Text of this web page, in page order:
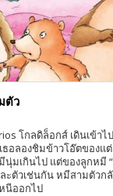
ตัว
โกลดิล็อกส์ เดินเข้า
อลองชิมข้าวโอ๊ตของแ
มเกินไป แต่ของลูกหมี “
ะตัวเช่นกัน หมีสามตัวก
นีออกไป